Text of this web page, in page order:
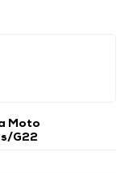
Moto
G22